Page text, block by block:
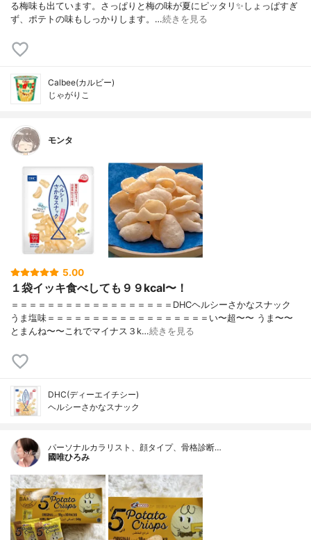
る梅味も出ています。さっぱりと梅の味が夏にピッタリ✨しょっぱすぎ
ず、ポテトの味もしっかりします。…続きを見る
Calbee(カルビー)
じゃがりこ
モンタ
5.00
１袋イッキ食べしても９９kcal〜！
＝＝＝＝＝＝＝＝＝＝＝＝＝＝＝＝＝＝DHCヘルシーさかなスナック
うま塩味＝＝＝＝＝＝＝＝＝＝＝＝＝＝＝＝＝＝い〜超〜〜 うま〜〜
とまんね〜〜これでマイナス３k…続きを見る
DHC(ディーエイチシー)
ヘルシーさかなスナック
パーソナルカラリスト、顔タイプ、骨格診断…
國唯ひろみ